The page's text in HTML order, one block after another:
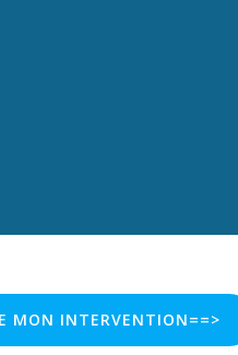
MON INTERVENTION==>